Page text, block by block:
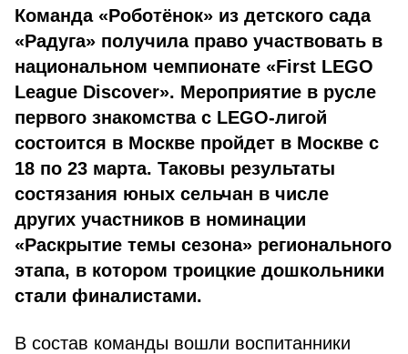
Команда «Роботёнок» из детского сада
«Радуга» получила право участвовать в
национальном чемпионате «First LEGO
League Discover». Мероприятие в русле
первого знакомства с LEGO-лигой
состоится в Москве пройдет в Москве с
18 по 23 марта. Таковы результаты
состязания юных сельчан в числе
других участников в номинации
«Раскрытие темы сезона» регионального
этапа, в котором троицкие дошкольники
стали финалистами.
В состав команды вошли воспитанники